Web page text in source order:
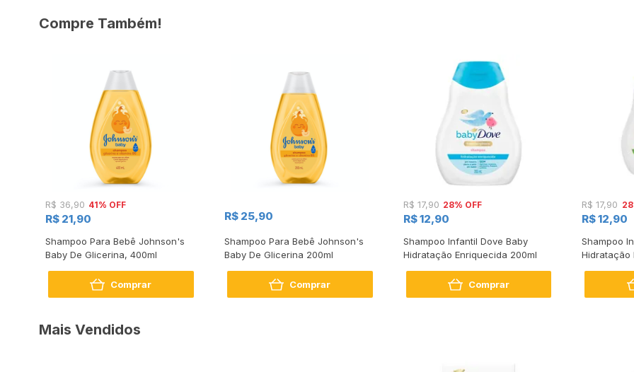
Compre Também!
R$ 36,90 41% OFF
R$ 21,90
Shampoo Para Bebê Johnson's
Baby De Glicerina, 400ml
Comprar
R$ 25,90
Shampoo Para Bebê Johnson's
Baby De Glicerina 200ml
Comprar
R$ 17,90 28% OFF
R$ 12,90
Shampoo Infantil Dove Baby
Hidratação Enriquecida 200ml
Comprar
R$ 17,90
R$ 12,90
Shampoo
Hidratação
Claros
Mais Vendidos